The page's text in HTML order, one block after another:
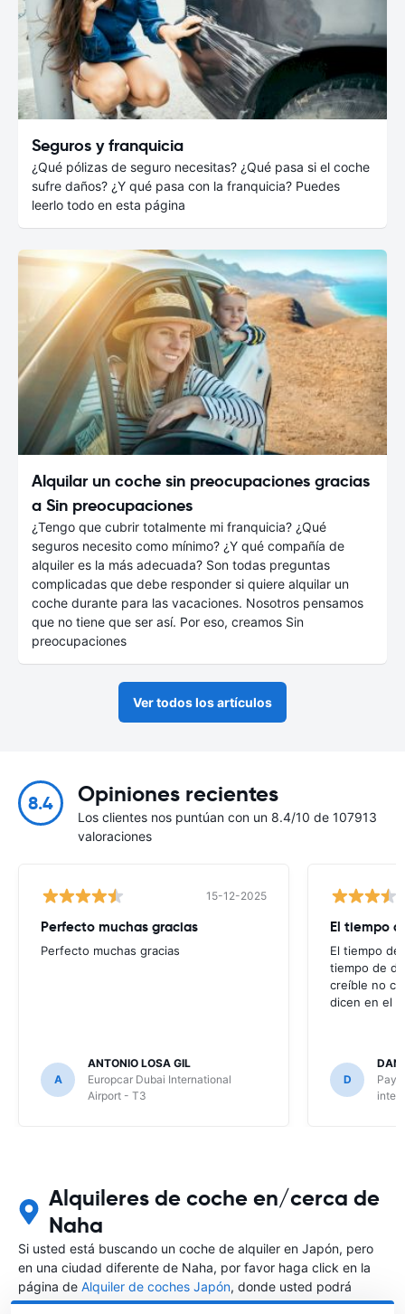
Seguros y franquicia
¿Qué pólizas de seguro necesitas? ¿Qué pasa si el coche
sufre daños? ¿Y qué pasa con la franquicia? Puedes
leerlo todo en esta página
Alquilar un coche sin preocupaciones gracias
a Sin preocupaciones
¿Tengo que cubrir totalmente mi franquicia? ¿Qué
seguros necesito como mínimo? ¿Y qué compañía de
alquiler es la más adecuada? Son todas preguntas
complicadas que debe responder si quiere alquilar un
coche durante para las vacaciones. Nosotros pensamos
que no tiene que ser así. Por eso, creamos Sin
preocupaciones
Ver todos los artículos
8.4 Opiniones recientes
Los clientes nos puntúan con un 8.4/10 de 107913
valoraciones
15-12-2025
Perfecto muchas gracias
Perfecto muchas gracias
A
ANTONIO LOSA GIL
Europcar Dubai International
Airport - T3
El tiempo
El tiempo
tiempo de
creíble no
dicen en el
D
Alquileres de coche en/cerca de
Naha
Si usted está buscando un coche de alquiler en Japón, pero
en una ciudad diferente de Naha, por favor haga click en la
página de Alquiler de coches Japón, donde usted podrá
elegir en qué ciudad de Japón desea alquilar un coche.